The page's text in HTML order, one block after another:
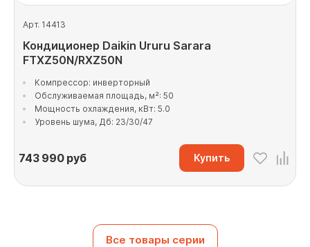
Арт. 14413
Кондиционер Daikin Ururu Sarara
FTXZ50N/RXZ50N
Компрессор: инверторный
Обслуживаемая площадь, м²: 50
Мощность охлаждения, кВт: 5.0
Уровень шума, Дб: 23/30/47
743 990руб Купить
Все товары серии